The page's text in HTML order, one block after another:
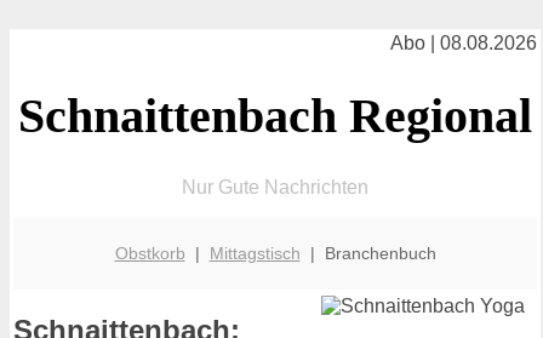
Abo | 08.08.2026
Schnaittenbach Regional
Nur Gute Nachrichten
Obstkorb | Mittagstisch | Branchenbuch
Schnaittenbach: